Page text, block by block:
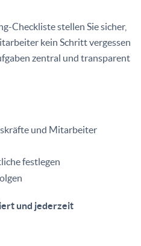
Checkliste stellen Sie sicher,
kein Schritt vergessen
zentral und transparent
und Mitarbeiter
festlegen
und jederzeit